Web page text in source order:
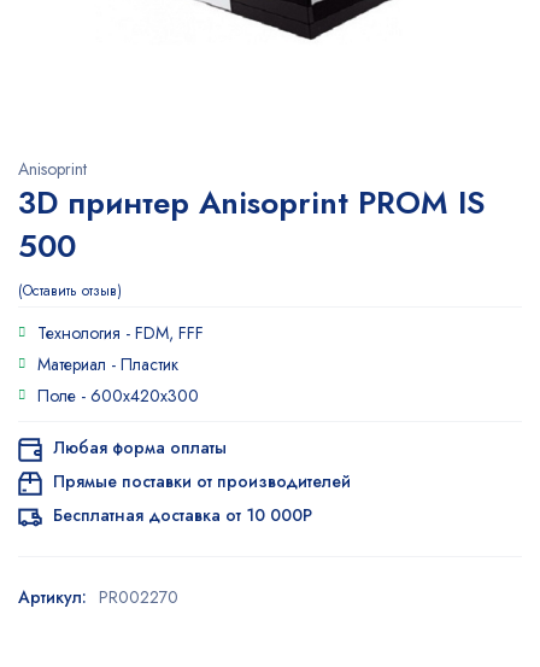
Anisoprint
3D принтер Anisoprint PROM IS
500
Оставить отзыв
Технология - FDM, FFF
Материал - Пластик
Поле - 600x420x300
Любая форма оплаты
Прямые поставки от производителей
Бесплатная доставка от 10 000Р
Артикул: PR002270